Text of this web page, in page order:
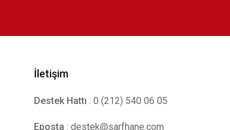
İletişim
Destek Hattı : 0 (212) 540 06 05
Eposta : destek@sarfhane.com